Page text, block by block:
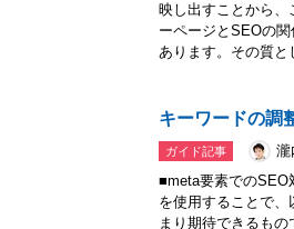
映し出すことから
ーページとSEOの
あります。その質と
キーワードの
ガイド記事
瀧
■meta要素でのSEO
を使用することで
まり期待できるもの